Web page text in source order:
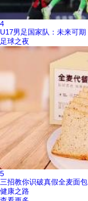
4
U17男足国家队：未来可期
足球之夜
5
三招教你识破真假全麦面包
健康之路